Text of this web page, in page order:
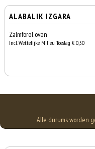
ALABALIK IZGARA
Zalmforel oven
Incl. Wettelijke Milieu Toeslag € 0,50
Alle durums worden